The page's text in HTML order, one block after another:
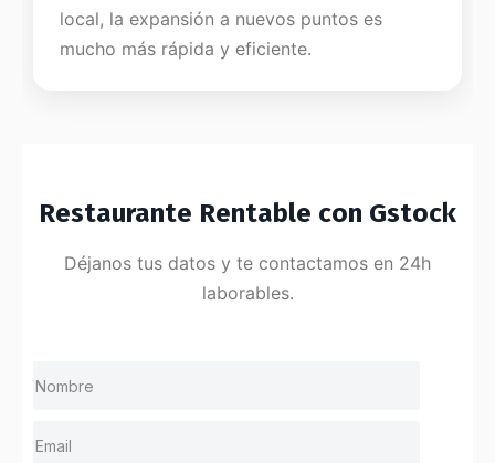
local, la expansión a nuevos puntos es
mucho más rápida y eficiente.
Restaurante Rentable con Gstock
Déjanos tus datos y te contactamos en 24h
laborables.